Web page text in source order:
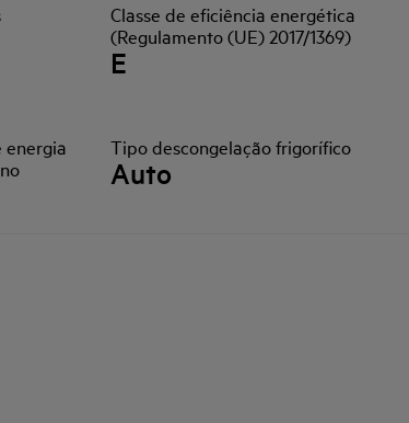
Classe de eficiência energética
(Regulamento (UE) 2017/1369)
E
energia
Tipo descongelação frigorífico
Auto